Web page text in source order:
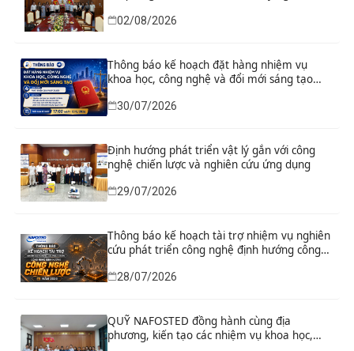
02/08/2026
Thông báo kế hoạch đặt hàng nhiệm vụ
khoa học, công nghệ và đổi mới sáng tạo
“Nghiên cứu khoa học tổng kết thi hành, đề
xuất sửa đổi, bổ sung toàn diện Hiến pháp
30/07/2026
Định hướng phát triển vật lý gắn với công
nghệ chiến lược và nghiên cứu ứng dụng
29/07/2026
Thông báo kế hoạch tài trợ nhiệm vụ nghiên
cứu phát triển công nghệ định hướng công
nghệ chiến lược năm 2026
28/07/2026
QUỸ NAFOSTED đồng hành cùng địa
phương, kiến tạo các nhiệm vụ khoa học,